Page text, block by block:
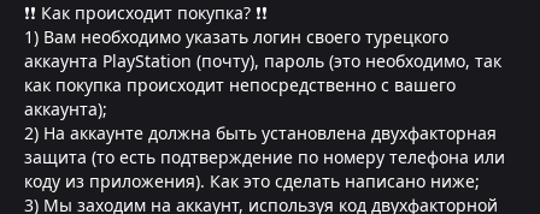
❗❗ Как происходит покупка? ❗❗
1) Вам необходимо указать логин своего турецкого
аккаунта PlayStation (почту), пароль (это необходимо, так
как покупка происходит непосредственно с вашего
аккаунта);
2) На аккаунте должна быть установлена двухфакторная
защита (то есть подтверждение по номеру телефона или
коду из приложения). Как это сделать написано ниже;
3) Мы заходим на аккаунт, используя код двухфакторной